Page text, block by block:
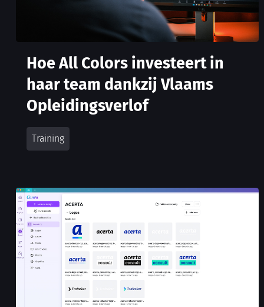
Hoe All Colors investeert in
haar team dankzij Vlaams
Opleidingsverlof
Training